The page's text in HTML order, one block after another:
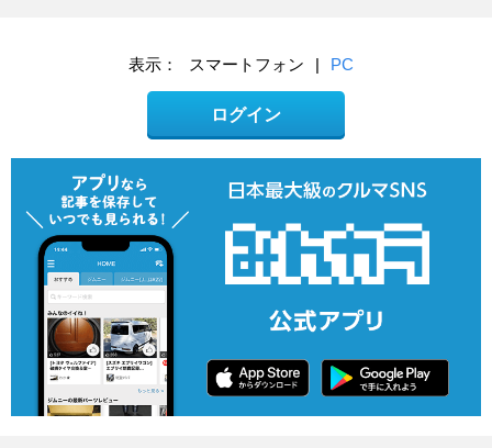
表示： スマートフォン | PC
ログイン